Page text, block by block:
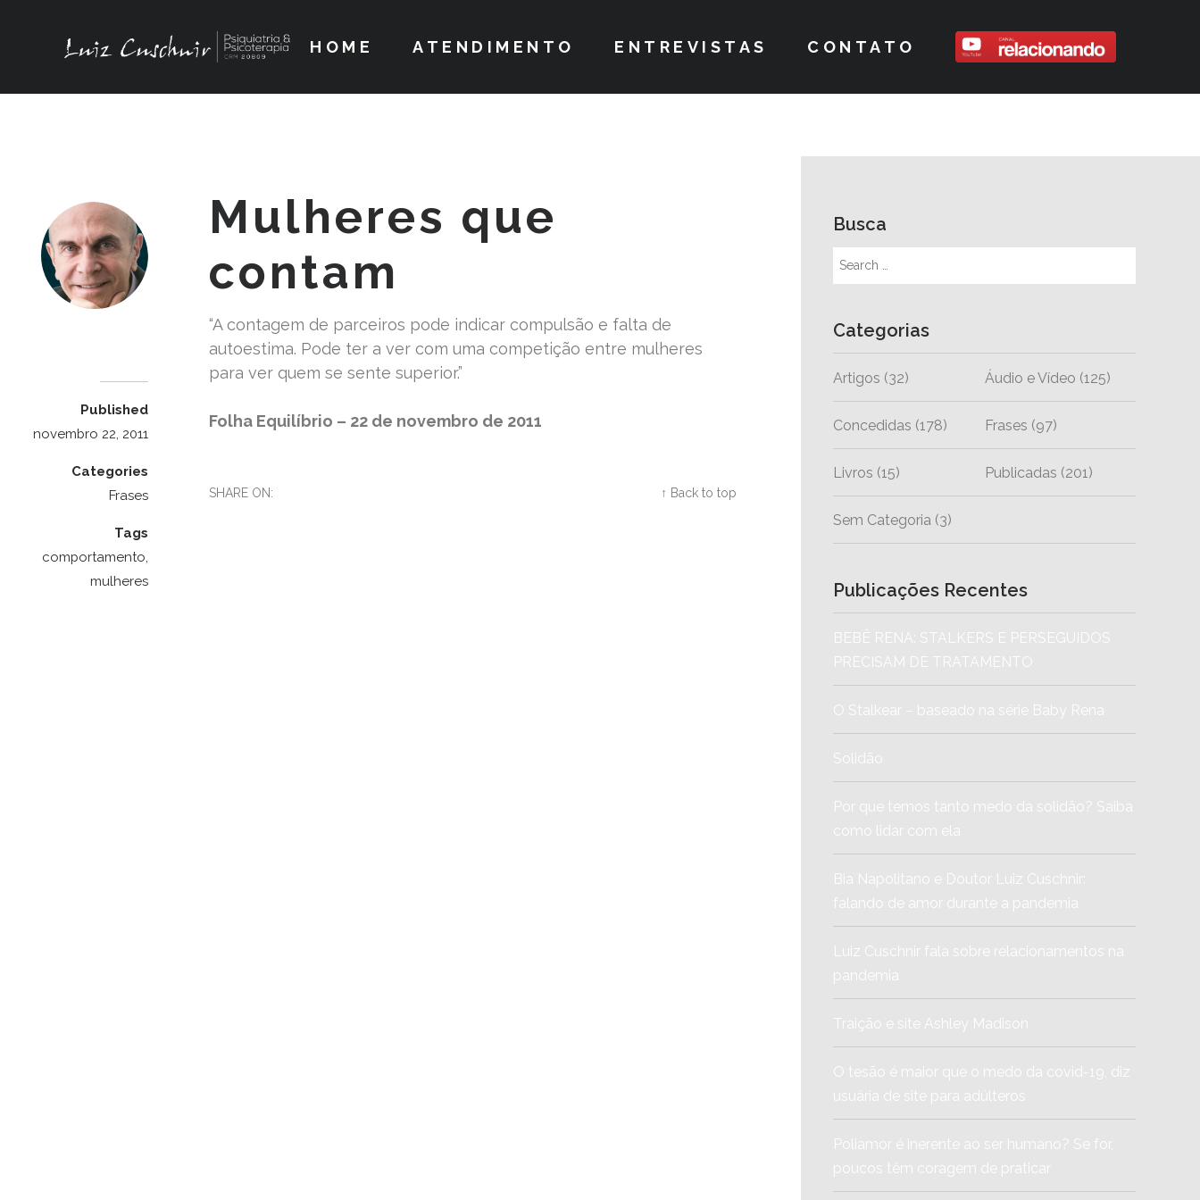
HOME ATENDIMENTO ENTREVISTAS CONTATO
Mulheres que
contam
“A contagem de parceiros pode indicar compulsão e falta de
autoestima. Pode ter a ver com uma competição entre mulheres
para ver quem se sente superior.”
Folha Equilíbrio – 22 de novembro de 2011
Published
novembro 22, 2011
Categories
Frases
Tags
comportamento,
mulheres
SHARE ON: ↑ Back to top
Busca
Categorias
Artigos (32) Áudio e Vídeo (125)
Concedidas (178) Frases (97)
Livros (15) Publicadas (201)
Sem Categoria (3)
Publicações Recentes
BEBÊ RENA: STALKERS E PERSEGUIDOS
PRECISAM DE TRATAMENTO
O Stalkear – baseado na série Baby Rena
Solidão
Por que temos tanto medo da solidão? Saiba
como lidar com ela
Bia Napolitano e Doutor Luiz Cuschnir:
falando de amor durante a pandemia
Luiz Cuschnir fala sobre relacionamentos na
pandemia
Traição e site Ashley Madison
O tesão é maior que o medo da covid-19, diz
usuária de site para adúlteros
Poliamor é inerente ao ser humano? Se for,
poucos têm coragem de praticar